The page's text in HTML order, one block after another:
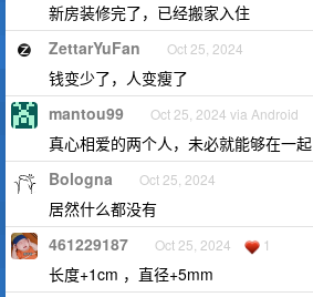
新房装修完了，已经搬家入住
ZettarYuFan Oct 25, 2024
钱变少了，人变瘦了
mantou99 Oct 25, 2024 via Android
真心相爱的两个人，未必就能够在一起
Bologna Oct 25, 2024
居然什么都没有
461229187 Oct 25, 2024 1
长度+1cm ，直径+5mm